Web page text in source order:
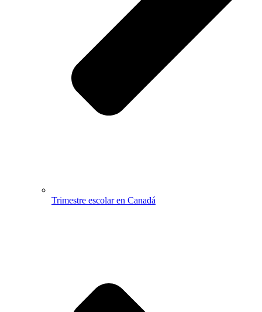
Trimestre escolar en Canadá